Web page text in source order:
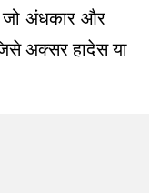
जो अंधकार और
अक्सर हादेस या